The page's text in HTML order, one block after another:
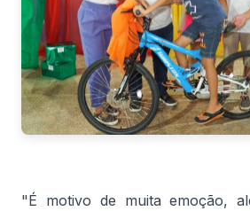
"É motivo de muita emoção,